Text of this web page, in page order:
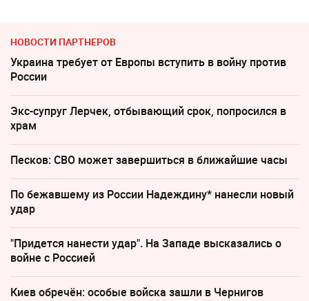
НОВОСТИ ПАРТНЕРОВ
Украина требует от Европы вступить в войну против
России
Экс-супруг Лерчек, отбывающий срок, попросился в
храм
Песков: СВО может завершиться в ближайшие часы
По бежавшему из России Надеждину* нанесли новый
удар
"Придется нанести удар". На Западе высказались о
войне с Россией
Киев обречён: особые войска зашли в Чернигов